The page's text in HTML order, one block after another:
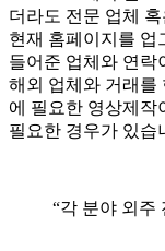
더라도 전문 업체
현재 홈페이지를 업
들어준 업체와 연락
해외 업체와 거래를
에 필요한 영상제작
필요한 경우가 있습
“각 분야 외주